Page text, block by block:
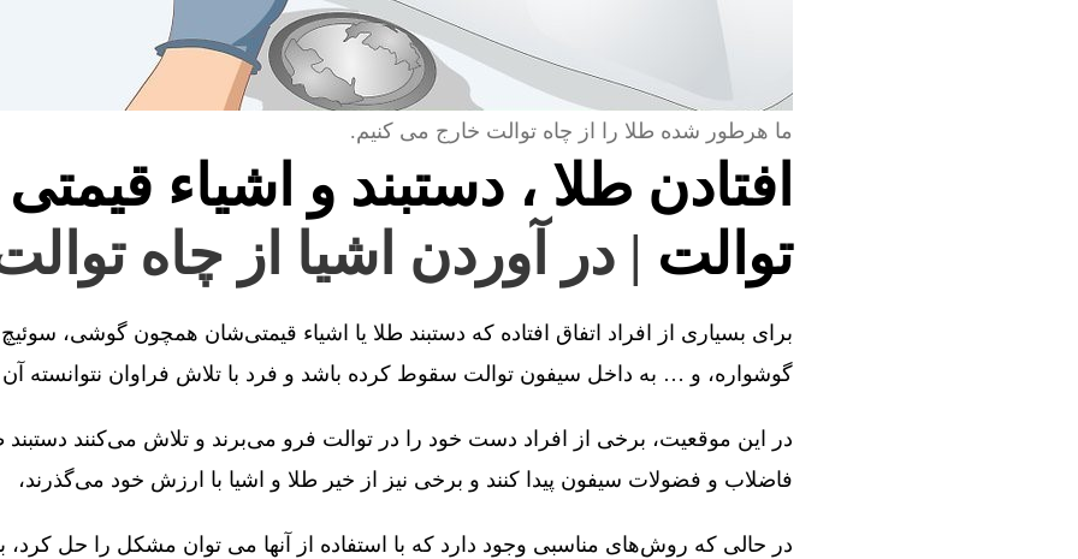
ما هرطور شده طلا را از چاه توالت خارج می کنیم.
افتادن طلا ، دستبند و اشیاء
توالت | در آوردن اشیا از چاه
برای بسیاری از افراد اتفاق افتاده که دستبند طلا یا اشیاء قیمتی‌شان همچون گوشی،
گوشواره، و … به داخل سیفون توالت سقوط کرده باشد و فرد با تلاش فراوان نتوانسته آن
در این موقعیت، برخی از افراد دست خود را در توالت فرو می‌برند و تلاش می‌کنند دستبند
فاضلاب و فضولات سیفون پیدا کنند و برخی نیز از خیر طلا و اشیا با ارزش خود می‌گذرند،
در حالی که روش‌های مناسبی وجود دارد که با استفاده از آنها می توان مشکل را حل